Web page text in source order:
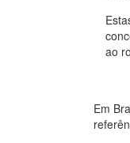
ao
Em